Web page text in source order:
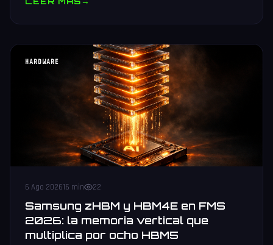
HARDWARE
6 Ago 202616 min 22
Samsung zHBM y HBM4E en FMS
2026: la memoria vertical que
multiplica por ocho HBM5